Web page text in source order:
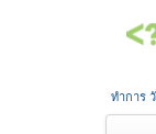
ทำการ